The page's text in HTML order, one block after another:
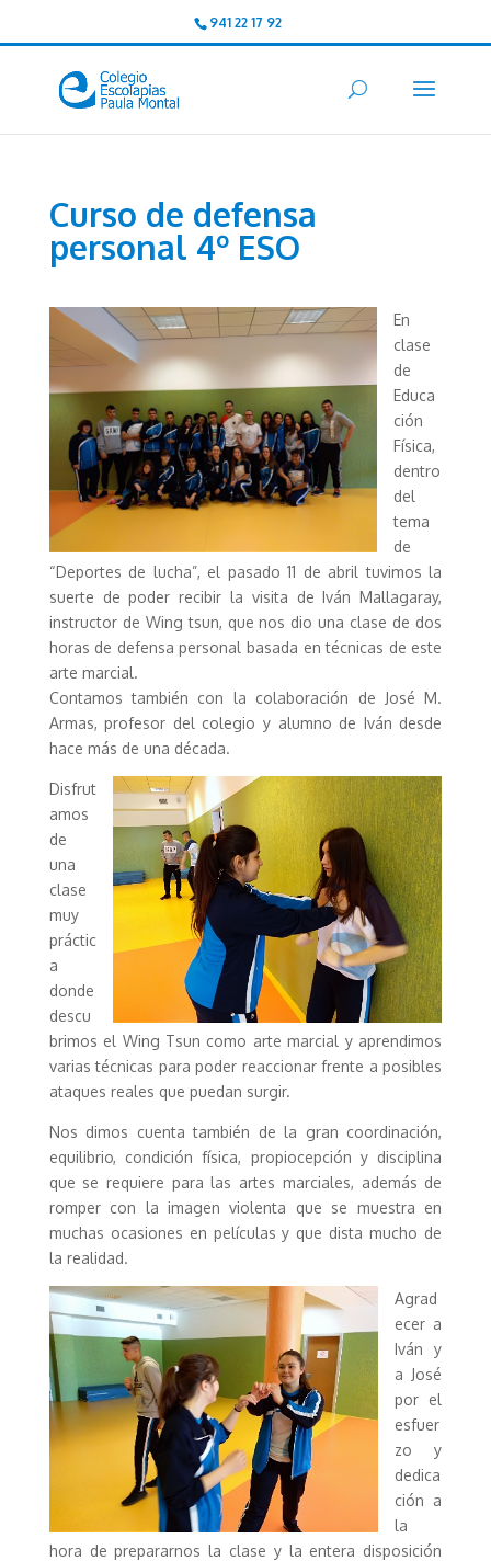
941 22 17 92
Curso de defensa
personal 4º ESO
En
clase
de
Educa
ción
Física,
dentro
del
tema
de
“Deportes de lucha”, el pasado 11 de abril tuvimos la
suerte de poder recibir la visita de Iván Mallagaray,
instructor de Wing tsun, que nos dio una clase de dos
horas de defensa personal basada en técnicas de este
arte marcial.
Contamos también con la colaboración de José M.
Armas, profesor del colegio y alumno de Iván desde
hace más de una década.
Disfrut
amos
de
una
clase
muy
práctic
a
donde
descu
brimos el Wing Tsun como arte marcial y aprendimos
varias técnicas para poder reaccionar frente a posibles
ataques reales que puedan surgir.
Nos dimos cuenta también de la gran coordinación,
equilibrio, condición física, propiocepción y disciplina
que se requiere para las artes marciales, además de
romper con la imagen violenta que se muestra en
muchas ocasiones en películas y que dista mucho de
la realidad.
Agrad
ecer a
Iván y
a José
por el
esfuer
zo y
dedica
ción a
la
hora de prepararnos la clase y la entera disposición